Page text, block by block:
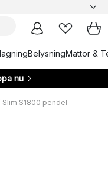
BelysningMattor &
nu
Slim S1800 pendel